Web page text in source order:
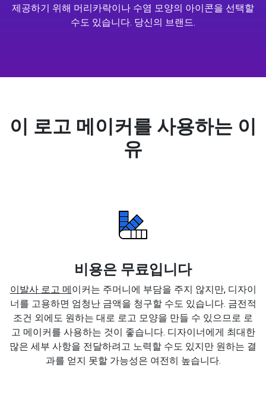
제공하기 위해 머리카락이나 수염 모양의 아이콘을 선택할
수도 있습니다. 당신의 브랜드.
이 로고 메이커를 사용하는 이
유
비용은 무료입니다
이발사 로고 메이커는 주머니에 부담을 주지 않지만, 디자이
너를 고용하면 엄청난 금액을 청구할 수도 있습니다. 금전적
조건 외에도 원하는 대로 로고 모양을 만들 수 있으므로 로
고 메이커를 사용하는 것이 좋습니다. 디자이너에게 최대한
많은 세부 사항을 전달하려고 노력할 수도 있지만 원하는 결
과를 얻지 못할 가능성은 여전히 높습니다.